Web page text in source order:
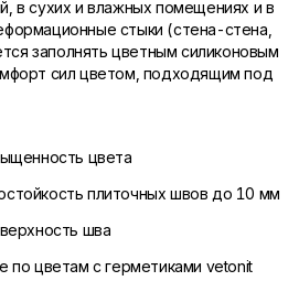
в сухих и влажных помещениях и в
стыки (стена-стена,
заполнять цветным силиконовым
сил цветом, подходящим под
цвета
плиточных швов до 10 мм
шва
по цветам с герметиками vetonit